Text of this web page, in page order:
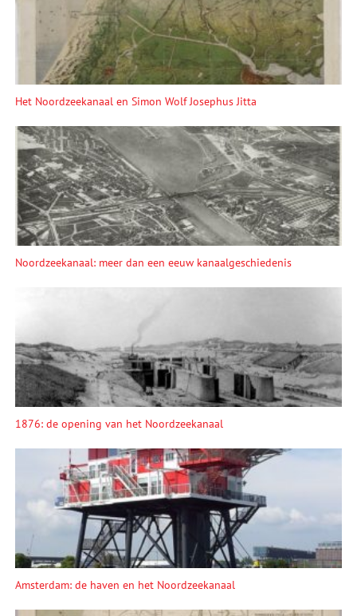
Het Noordzeekanaal en Simon Wolf Josephus Jitta
Noordzeekanaal: meer dan een eeuw kanaalgeschiedenis
1876: de opening van het Noordzeekanaal
Amsterdam: de haven en het Noordzeekanaal